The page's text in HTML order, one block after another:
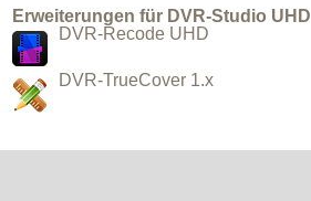
Erweiterungen für DVR-Studio UHD
DVR-Recode UHD
DVR-TrueCover 1.x